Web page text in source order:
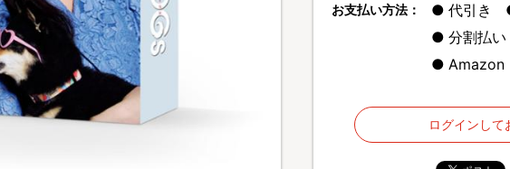
お支払い方法： 代引き
分割払い
Amazon
ログインして